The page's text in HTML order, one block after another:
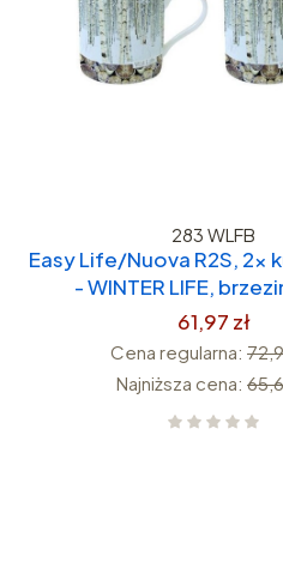
283 WLFB
Easy Life/Nuova R2S, 2x
- WINTER LIFE,
61,97 zł
Cena regularna:
Najniższa cena: